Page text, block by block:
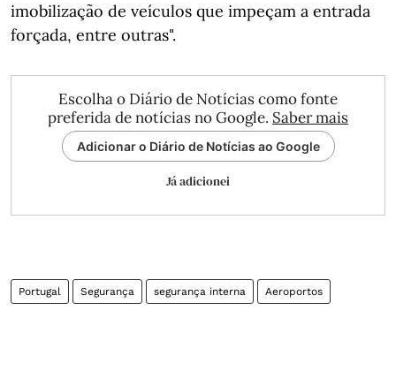
imobilização de veículos que impeçam a entrada
forçada, entre outras".
Escolha o Diário de Notícias como fonte
preferida de notícias no Google. Saber mais
Adicionar o Diário de Notícias ao Google
Já adicionei
Portugal Segurança segurança interna Aeroportos